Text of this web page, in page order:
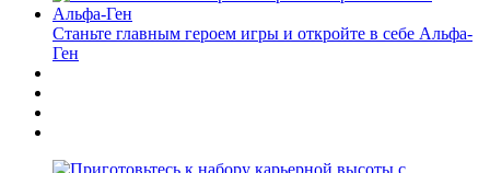
Станьте главным героем игры и откройте в себе Альфа-
Ген